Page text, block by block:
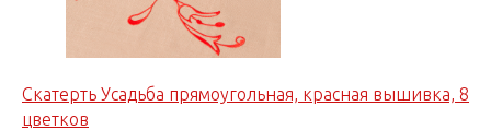
Скатерть Усадьба прямоугольная, красная вышивка, 8
цветков